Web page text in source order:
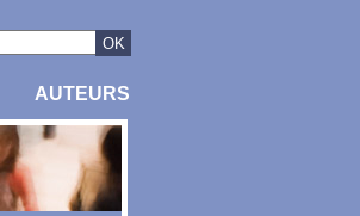
AUTEURS